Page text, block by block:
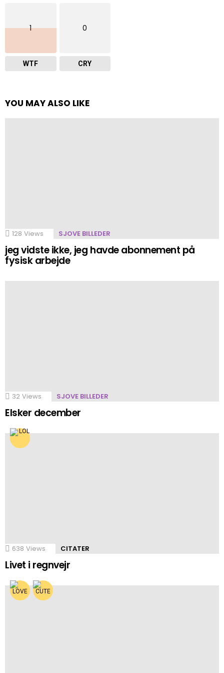
1
WTF
0
CRY
YOU MAY ALSO LIKE
128 Views SJOVE BILLEDER
jeg vidste ikke, jeg havde abonnement på
fysisk arbejde
32 Views SJOVE BILLEDER
Elsker december
638 Views CITATER
Livet i regnvejr